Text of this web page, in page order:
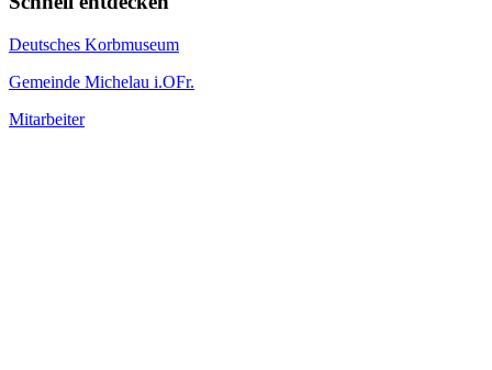
Deutsches Korbmuseum
Gemeinde Michelau i.OFr.
Mitarbeiter